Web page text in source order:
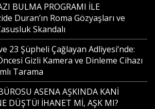
BULMA PROGRAMI İLE
Duran’ın Roma Gözyaşları ve
Skandalı
23 Şüpheli Çağlayan Adliyesi’nde:
Gizli Kamera ve Dinleme Cihazı
Tarama
ASENA AŞKINDA KANİ
DÜŞTÜ! İHANET Mİ, AŞK MI?